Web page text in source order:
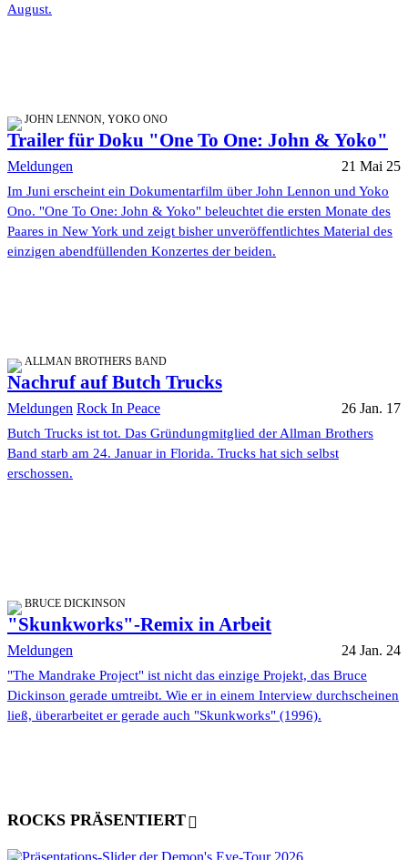
August.
JOHN LENNON, YOKO ONO
Trailer für Doku "One To One: John & Yoko"
Meldungen 21 Mai 25
Im Juni erscheint ein Dokumentarfilm über John Lennon und Yoko
Ono. "One To One: John & Yoko" beleuchtet die ersten Monate des
Paares in New York und zeigt bisher unveröffentlichtes Material des
einzigen abendfüllenden Konzertes der beiden.
ALLMAN BROTHERS BAND
Nachruf auf Butch Trucks
Meldungen Rock In Peace 26 Jan. 17
Butch Trucks ist tot. Das Gründungmitglied der Allman Brothers
Band starb am 24. Januar in Florida. Trucks hat sich selbst
erschossen.
BRUCE DICKINSON
"Skunkworks"-Remix in Arbeit
Meldungen 24 Jan. 24
"The Mandrake Project" ist nicht das einzige Projekt, das Bruce
Dickinson gerade umtreibt. Wie er in einem Interview durchscheinen
ließ, überarbeitet er gerade auch "Skunkworks" (1996).
ROCKS PRÄSENTIERT